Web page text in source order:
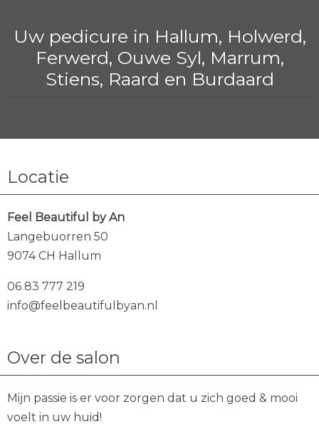
Uw pedicure in Hallum, Holwerd,
Ferwerd, Ouwe Syl, Marrum,
Stiens, Raard en Burdaard
Locatie
Feel Beautiful by An
Langebuorren 50
9074 CH Hallum
06 83 777 219
info@feelbeautifulbyan.nl
Over de salon
Mijn passie is er voor zorgen dat u zich goed & mooi
voelt in uw huid!